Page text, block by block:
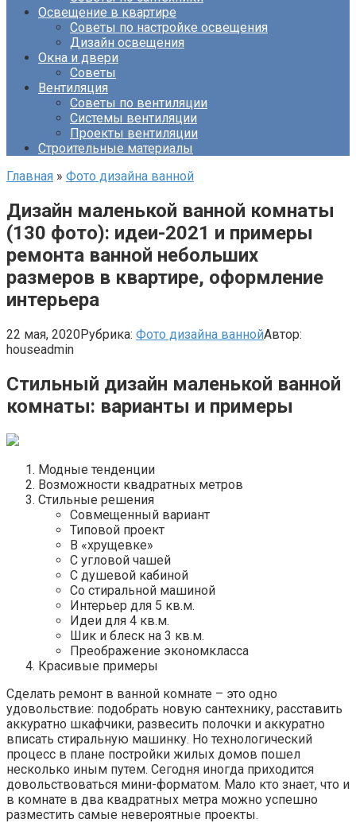
Освещение в квартире
Советы по настройке освещения
Дизайн освещения
Окна и двери
Советы
Вентиляция
Советы по вентиляции
Системы вентиляции
Проекты вентиляции
Строительные материалы
Главная » Фото дизайна ванной
Дизайн маленькой ванной комнаты
(130 фото): идеи-2021 и примеры
ремонта ванной небольших
размеров в квартире, оформление
интерьера
22 мая, 2020Рубрика: Фото дизайна ваннойАвтор:
houseadmin
Стильный дизайн маленькой ванной
комнаты: варианты и примеры
Модные тенденции
Возможности квадратных метров
Стильные решения
Совмещенный вариант
Типовой проект
В «хрущевке»
С угловой чашей
С душевой кабиной
Со стиральной машиной
Интерьер для 5 кв.м.
Идеи для 4 кв.м.
Шик и блеск на 3 кв.м.
Преображение экономкласса
Красивые примеры
Сделать ремонт в ванной комнате – это одно
удовольствие: подобрать новую сантехнику, расставить
аккуратно шкафчики, развесить полочки и аккуратно
вписать стиральную машинку. Но технологический
процесс в плане постройки жилых домов пошел
несколько иным путем. Сегодня иногда приходится
довольствоваться мини-форматом. Мало кто знает, что и
в комнате в два квадратных метра можно успешно
разместить самые невероятные проекты.